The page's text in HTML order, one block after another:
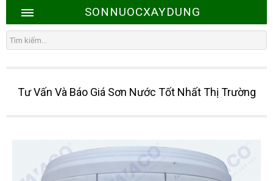
SONNUOCXAYDUNG
Tư Vấn Và Báo Giá Sơn Nước Tốt Nhất Thị Trường